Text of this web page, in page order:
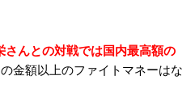
んとの対戦では国内最高額の
金額以上のファイトマネーはな